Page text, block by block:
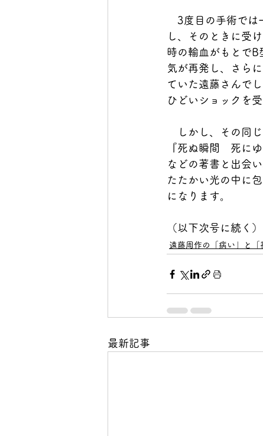
3度目の手術では
し、そのときに受
時の輸血がもとで
気が再発し、さら
ていた遠藤さんで
ひどいショックを受
しかし、その同じ
『死ぬ瞬間　死に
などの著書と出会
たたかい光の中に
になります。
（以下次号に続く）
遠藤周作の「病い」と「
最新記事